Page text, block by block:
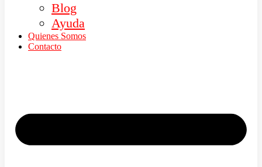
Blog
Ayuda
Quienes Somos
Contacto